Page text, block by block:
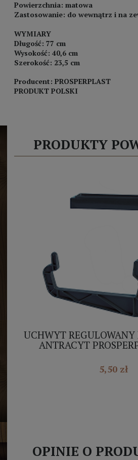
Powierzchnia: matowa
Zastosowanie: do wewnątrz i na
WYMIARY
Długość: 77 cm
Wysokość: 40,6 cm
Szerokość: 23,5 cm
Producent: PROSPERPLAST
PRODUKT POLSKI
PRODUKTY
UCHWYT REGULOWANY
ANTRACYT
5,50 zł
OPINIE O